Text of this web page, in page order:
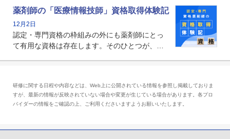
る薬剤師です。現在、感染防止対策加算の施設
基準に専任の薬剤師配置が挙げられており、今
後は感染症領域で薬剤師に、より多くの役割が
求められる可能性もあります。
薬剤師の「医療情報技師」資格取得体験記
12月2日
認定・専門資格の枠組みの外にも薬剤師にとっ
て有用な資格は存在します。そのひとつが、
とは、病院薬剤師を中心に大きな武器になりま
す。
研修に関する日程や内容などは、Web上に公開されている情報を参照し掲載しておりま
すが、最新の情報が反映されていない場合や変更が生じている場合があります。各プロ
バイダーの情報をご確認の上、ご利用くださいますようお願いいたします。